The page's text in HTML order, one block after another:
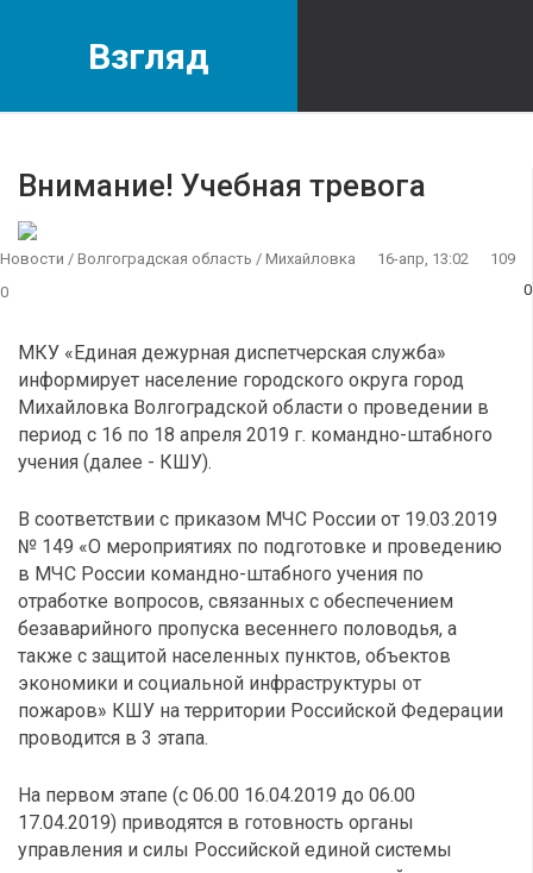
Взгляд
Внимание! Учебная тревога
Новости / Волгоградская область / Михайловка 16-апр, 13:02
109
0
0
МКУ «Единая дежурная диспетчерская служба»
информирует население городского округа город
Михайловка Волгоградской области о проведении в
период с 16 по 18 апреля 2019 г. командно-штабного
учения (далее - КШУ).
В соответствии с приказом МЧС России от 19.03.2019
№ 149 «О мероприятиях по подготовке и проведению
в МЧС России командно-штабного учения по
отработке вопросов, связанных с обеспечением
безаварийного пропуска весеннего половодья, а
также с защитой населенных пунктов, объектов
экономики и социальной инфраструктуры от
пожаров» КШУ на территории Российской Федерации
проводится в 3 этапа.
На первом этапе (с 06.00 16.04.2019 до 06.00
17.04.2019) приводятся в готовность органы
управления и силы Российской единой системы